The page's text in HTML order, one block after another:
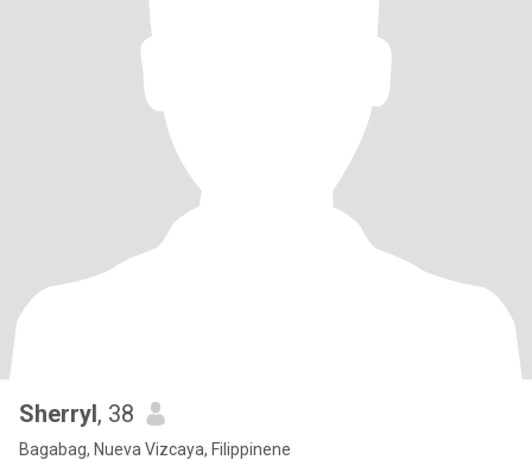
Sherryl, 38
Bagabag, Nueva Vizcaya, Filippinene